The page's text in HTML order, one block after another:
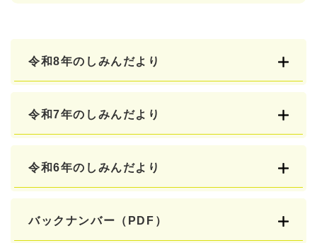
令和8年のしみんだより
令和7年のしみんだより
令和6年のしみんだより
バックナンバー（PDF）